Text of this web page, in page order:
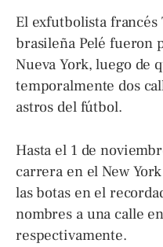
El exfutbolista
brasileña Pelé fueron
Nueva York, luego de
temporalmente dos
astros del fútbol.
Hasta el 1 de
carrera en el New
las botas en el
nombres a una calle
respectivamente.